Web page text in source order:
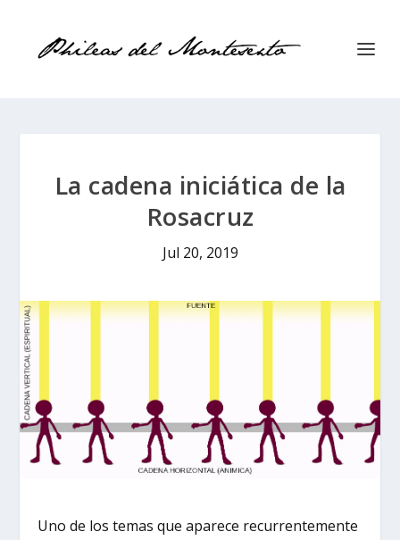
La cadena iniciática de la
Rosacruz
Jul 20, 2019
Uno de los temas que aparece recurrentemente